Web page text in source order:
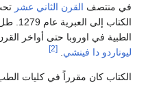
في منتصف القرن الثاني عشر
الطبية في اوروبا حتى أواخر
ليوناردو دا فينشي
[2]
الكتاب كان مقرراً في كليات